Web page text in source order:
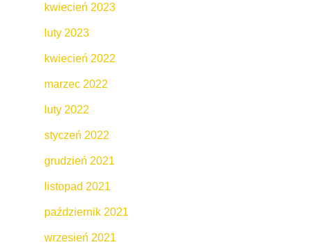
kwiecień 2023
luty 2023
kwiecień 2022
marzec 2022
luty 2022
styczeń 2022
grudzień 2021
listopad 2021
październik 2021
wrzesień 2021